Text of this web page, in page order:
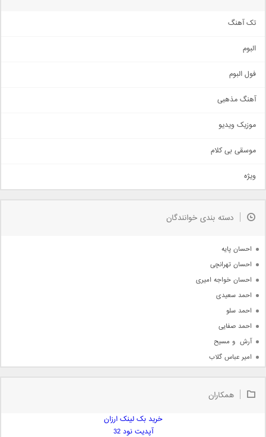
تک آهنگ
اجتماعی
حماسی
سنتی
اهنگ بندرعباسی
دمو
مذهبی
جدیدترین ها
البوم
فول البوم
آهنگ مذهبی
موزیک ویدیو
موسقی بی کلام
ویژه
دسته بندی خوانندگان
احسان پایه
احسان تهرانچی
احسان خواجه امیری
احمد سعیدی
احمد سلو
احمد صفایی
آرش  و مسیح
امیر عباس گلاب
امیر علی
همکاران
خرید بک لینک ارزان
آپدیت نود 32